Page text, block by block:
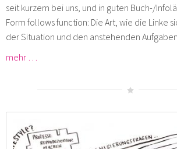
seit kurzem bei uns, und in guten Buch-/
Form follows function: Die Art, wie die Linke
der Situation und den anstehenden
mehr …